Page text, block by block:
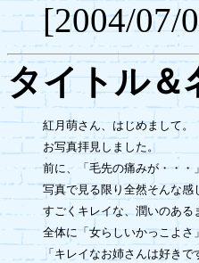
[2004/07/
タイトル＆
紅月萌さん、はじめまして。
お写真拝見しました。
前に、「毛先の痛みが・・
写真で見る限り全然そんな感
すごくキレイな、潤いのあ
全体に「女らしいかっこよ
「キレイなお姉さんは好き